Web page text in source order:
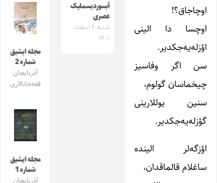
اوچاجاق؟!
اوچسا دا الینی
اؤزله‌یه‌جکدیر.
سن اگر وفاسیز
چیخماسان گولوم،
سنین یوللارینی
گؤزله‌یه‌جکدیر.
اؤزگه‌لر الینده
ساغلام قالماقدان،
آبسوردیسملیک
عصری
شنبه ۶ اسفند
۱۴۰۱
مجله ایشیق
شماره 2
آذربایجان
قفه‌خانالاری
مجله ایشیق
شماره 1
آذربایجان